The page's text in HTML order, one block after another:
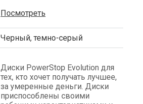
Посмотреть
Черный, темно-серый
Диски PowerStop Evolution для
тех, кто хочет получать лучшее,
за умеренные деньги. Диски
приспособлены своими